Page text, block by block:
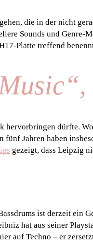
die in der nicht
Sounds und Genre-
Platte treffend
hervorbringen dürfte.
Jahren haben
gezeigt, dass Leipzig
ist derzeit ein
hat aus seiner
auf Techno – er